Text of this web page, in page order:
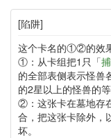
[陷阱]
这个卡名的①②的效
①：从卡组把1只「
的全部表侧表示怪兽
的2星以上的怪兽的等
②：这张卡在墓地存
合，把这张卡除外，
坏。